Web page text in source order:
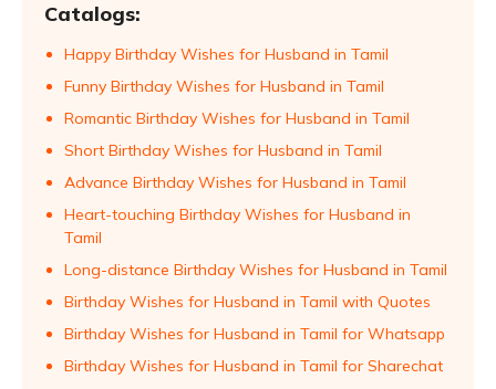
Catalogs:
Happy Birthday Wishes for Husband in Tamil
Funny Birthday Wishes for Husband in Tamil
Romantic Birthday Wishes for Husband in Tamil
Short Birthday Wishes for Husband in Tamil
Advance Birthday Wishes for Husband in Tamil
Heart-touching Birthday Wishes for Husband in
Tamil
Long-distance Birthday Wishes for Husband in Tamil
Birthday Wishes for Husband in Tamil with Quotes
Birthday Wishes for Husband in Tamil for Whatsapp
Birthday Wishes for Husband in Tamil for Sharechat